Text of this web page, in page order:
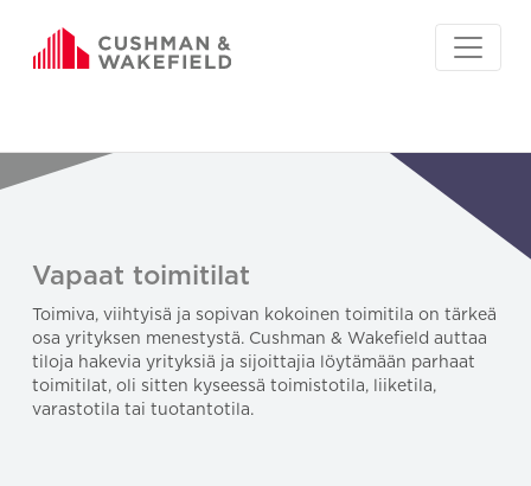
Vapaat toimitilat
Toimiva, viihtyisä ja sopivan kokoinen toimitila on tärkeä
osa yrityksen menestystä. Cushman & Wakefield auttaa
tiloja hakevia yrityksiä ja sijoittajia löytämään parhaat
toimitilat, oli sitten kyseessä toimistotila, liiketila,
varastotila tai tuotantotila.